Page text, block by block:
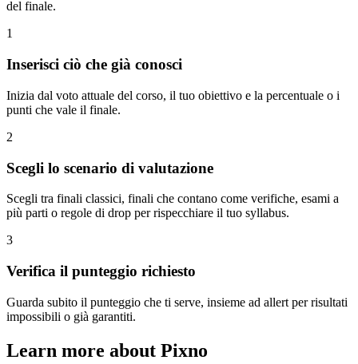
del finale.
1
Inserisci ciò che già conosci
Inizia dal voto attuale del corso, il tuo obiettivo e la percentuale o i
punti che vale il finale.
2
Scegli lo scenario di valutazione
Scegli tra finali classici, finali che contano come verifiche, esami a
più parti o regole di drop per rispecchiare il tuo syllabus.
3
Verifica il punteggio richiesto
Guarda subito il punteggio che ti serve, insieme ad allert per risultati
impossibili o già garantiti.
Learn more about Pixno